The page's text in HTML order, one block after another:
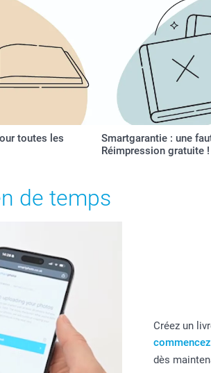
toutes les
Smartgarantie : une
Réimpression gratuite !
de temps
Créez un
dès